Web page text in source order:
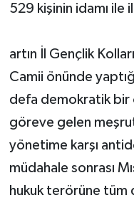
529 kişinin idamı ile
artın İl Gençlik
Camii önünde
defa demokratik bir
göreve gelen
yönetime karşı
müdahale sonrası
hukuk terörüne tüm
DÜNYA
YEREL